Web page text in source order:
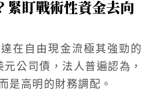
緊盯戰術性資金去向
在自由現金流極其強勁的
公司債，法人普遍認為，
是高明的財務調配。